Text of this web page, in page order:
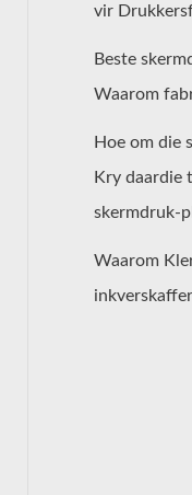
vir
Beste
Waarom
Hoe om die
Kry daardie
skermdruk-
Waarom